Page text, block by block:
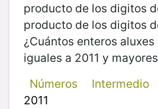
producto de los digitos
producto de los digitos
¿Cuántos enteros
iguales a 2011 y
Números
Intermedio
2011